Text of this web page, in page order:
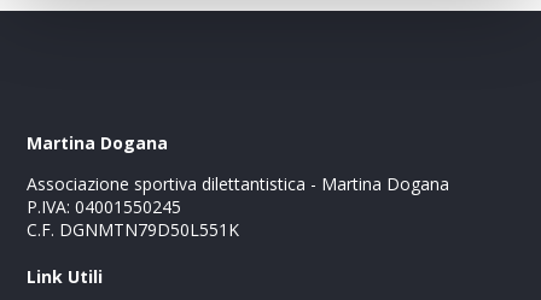
Martina Dogana
Associazione sportiva dilettantistica - Martina Dogana
P.IVA: 04001550245
C.F. DGNMTN79D50L551K
Link Utili